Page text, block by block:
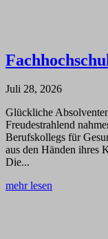
Juli 28, 2026
Glückliche
Freudestrahlend
Berufskollegs für
aus den Händen ihres
Die...
mehr lesen